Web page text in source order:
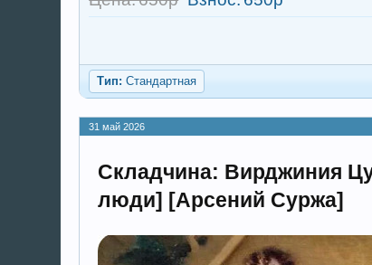
Тип: Стандартная
31 май 2026
Складчина: Вирджиния
люди] [Арсений Суржа]